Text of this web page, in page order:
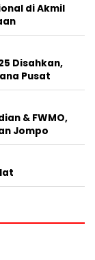
di Akmil
Disahkan,
Pusat
& FWMO,
Jompo